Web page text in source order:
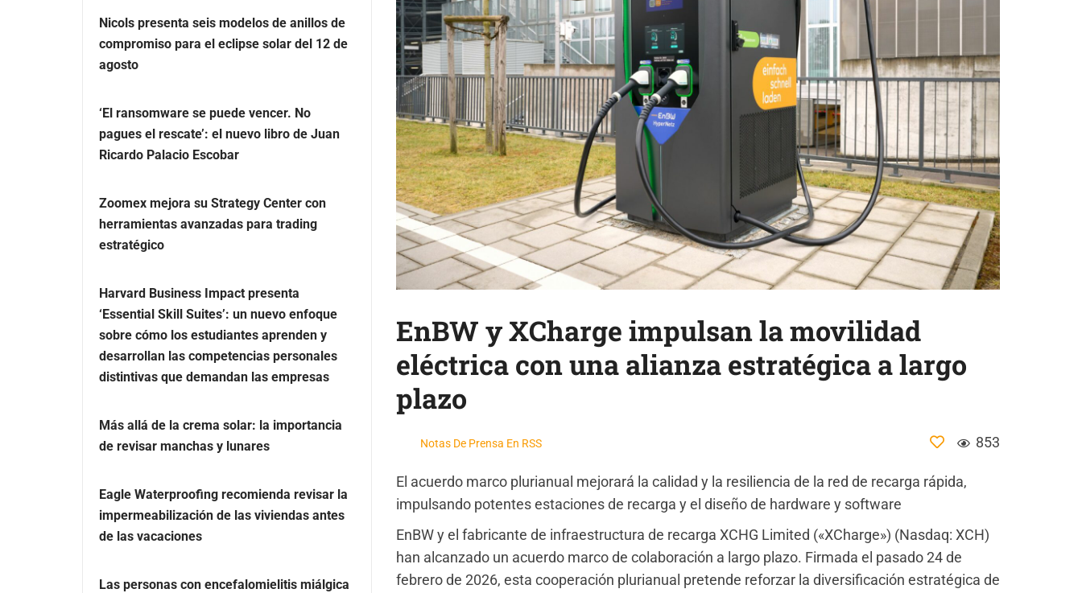
EnBW y XCharge impulsan la movilidad
eléctrica con una alianza estratégica a largo
plazo
Notas De Prensa En RSS 853
El acuerdo marco plurianual mejorará la calidad y la resiliencia de la red de recarga rápida,
impulsando potentes estaciones de recarga y el diseño de hardware y software
EnBW y el fabricante de infraestructura de recarga XCHG Limited («XCharge») (Nasdaq: XCH)
han alcanzado un acuerdo marco de colaboración a largo plazo. Firmada el pasado 24 de
febrero de 2026, esta cooperación plurianual pretende reforzar la diversificación estratégica de
Nicols presenta seis modelos de anillos de
compromiso para el eclipse solar del 12 de
agosto
‘El ransomware se puede vencer. No
pagues el rescate’: el nuevo libro de Juan
Ricardo Palacio Escobar
Zoomex mejora su Strategy Center con
herramientas avanzadas para trading
estratégico
Harvard Business Impact presenta
‘Essential Skill Suites’: un nuevo enfoque
sobre cómo los estudiantes aprenden y
desarrollan las competencias personales
distintivas que demandan las empresas
Más allá de la crema solar: la importancia
de revisar manchas y lunares
Eagle Waterproofing recomienda revisar la
impermeabilización de las viviendas antes
de las vacaciones
Las personas con encefalomielitis miálgica